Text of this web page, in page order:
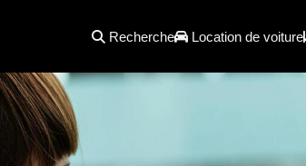
Recherche Location de voiture